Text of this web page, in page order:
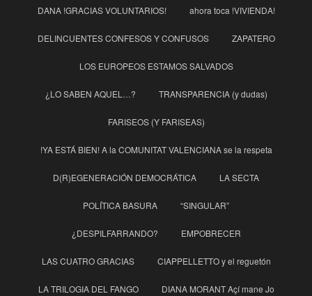
DANA !GRACIAS VOLUNTARIOS! ahora toca !VIVIENDA!
DELINCUENTES CONFESOS Y CONFUSOS ZAPATERO
LOS EUROPEOS ESTAMOS SALVADOS
¿LO SABEN AQUEL…? TRANSPARENCIA (y dudas)
FARISEOS (Y FARISEAS)
!YA ESTÁ BIEN! A la COMUNITAT VALENCIANA se la respeta
D(R)EGENERACIÓN DEMOCRÁTICA LA SECTA
POLÍTICA BASURA “SINGULAR”
¿DESPILFARRANDO? EMPOBRECER
LAS CUATRO GRACIAS CIAPPELLETTO y el reguetón
LA TRILOGIA DEL FANGO DIANA MORANT Açí mane Jo